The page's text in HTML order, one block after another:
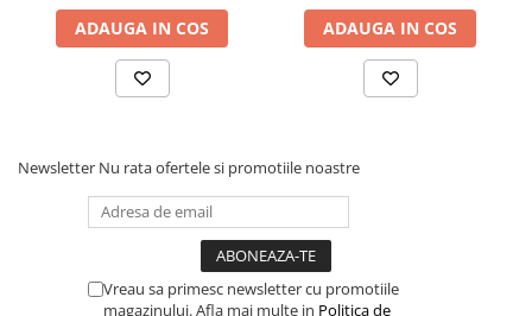
Ambalare 4 buc/blister
ADAUGA IN COS ADAUGA IN COS
Newsletter Nu rata ofertele si promotiile noastre
Vreau sa primesc newsletter cu promotiile
magazinului. Afla mai multe in Politica de